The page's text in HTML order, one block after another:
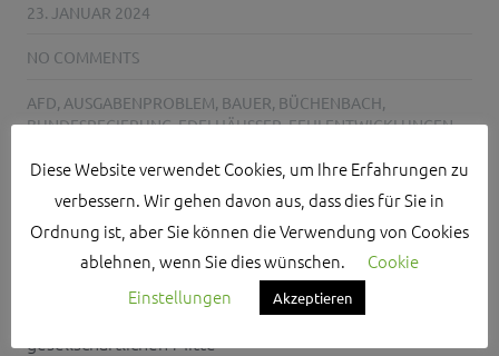
23. JANUAR 2024
NO COMMENTS
AFD, AUSGABENPROBLEM, BAUER, BÜCHENBACH,
BUNDESREGIERUNG,EDELHÄUSSER ,FEHLENTWICKLUNGEN,
Die CSU-Abgeordneten des Kreises Roth Volker Bauer ,
MdL und Ralph Edelhäußer, MdB erkennen in den
Demonstrationen gegen Rechtsextremismus sowie die
Politik der Bundesregierung wichtiges Engagement der
gesellschaftlichen Mitte
Diese Website verwendet Cookies, um Ihre Erfahrungen zu
verbessern. Wir gehen davon aus, dass dies für Sie in
Ordnung ist, aber Sie können die Verwendung von Cookies
ablehnen, wenn Sie dies wünschen.
Cookie
Einstellungen
Akzeptieren